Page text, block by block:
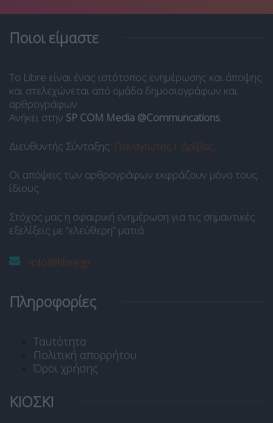
Ποιοι είμαστε
Το Libre είναι ένας ιστότοπος ενημέρωσης και άποψης
και στελεχώνεται από ομάδα δημοσιογράφων και
αρθρογράφων.
Ανήκει στην SP COM Media @Communcations.
Διευθυντής Σύνταξης: Παναγιώτης Ι. Δρίβας.
Οι απόψεις των αρθρογράφων εκφράζουν μόνο τους
ίδιους.
Στόχος μας η σφαιρική ενημέρωση για τις σημαντικές
εξελίξεις με “ελεύθερη” ματιά.
info@libre.gr
Πληροφορίες
Ταυτότητα
Πολιτική απορρήτου
Όροι χρήσης
ΚΙΟΣΚΙ